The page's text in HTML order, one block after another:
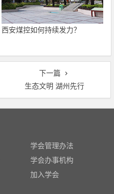
西安煤控如何持续发力？
下一篇
生态文明 湖州先行
学会管理办法
学会办事机构
加入学会